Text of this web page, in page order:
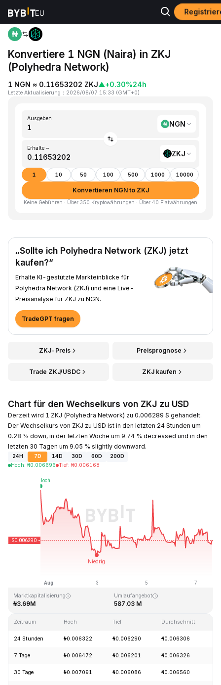
Home NGN to ZKJ
Konvertiere 1 NGN (Naira) in ZKJ
(Polyhedra Network)
1 NGN ≈ 0.11653202 ZKJ▲+0.30%24h
Letzte Aktualisierung ： 2026/08/07 15:33 (GMT+0)
Ausgeben
NGN
Erhalte ~
ZKJ
1 10 50 100 500 1000 10000
Konvertieren NGN to ZKJ
Keine Gebühren · Über 350 Kryptowährungen · Über 40 Fiatwährungen
„Sollte ich Polyhedra Network (ZKJ) jetzt
kaufen?“
Erhalte KI-gestützte Markteinblicke für
Polyhedra Network (ZKJ) und eine Live-
Preisanalyse für ZKJ zu NGN.
TradeGPT fragen
ZKJ-Preis Preisprognose
Trade ZKJ/USDC ZKJ kaufen
Chart für den Wechselkurs von ZKJ zu USD
Derzeit wird 1 ZKJ (Polyhedra Network) zu 0.006289 $ gehandelt.
Der Wechselkurs von ZKJ zu USD ist in den letzten 24 Stunden um
0.28 % down, in der letzten Woche um 9.74 % decreased und in den
letzten 30 Tagen um 9.05 % slightly downward.
24H 7D 14D 30D 60D
200D
Hoch: ₦0.006696 Tief: ₦0.006168
Zuletzt aktualisiert: 2026-08-07, 15:33 GMT+0
₦0.006085
Marktkapitalisierung
₦3.69M
Umlaufangebot
587.03 M
Zeitraum Hoch Tief Durchschnitt
24 Stunden ₦0.006322 ₦0.006290 ₦0.006306
7 Tage ₦0.006472 ₦0.006201 ₦0.006326
30 Tage ₦0.007091 ₦0.006086 ₦0.006560